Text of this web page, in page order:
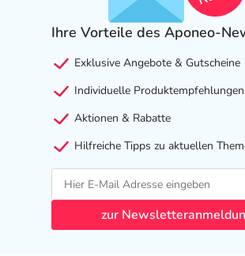
Gruppe in der Regel nicht angewendet
Präparate, die von der Wirkstoffstärke
Was ist mit Schwangerschaft und
- Schwangerschaft: Wenden Sie sich an
spielen verschiedene Überlegungen
wie das Arzneimittel in der
werden kann.
- Stillzeit: Von einer Anwendung wird
Erkenntnissen abgeraten. Eventuell ist
Erwägung zu ziehen.
Ihre Vorteile des Aponeo-
Exklusive Angebote & Gutscheine
Individuelle Produktempfehlungen
Aktionen & Rabatte
Hilfreiche Tipps zu aktuellen
zur